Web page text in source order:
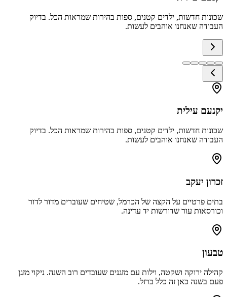
שכונות חדשות, ילדים קטנים, ספות בהירות שמראות הכל. בדיוק
העבודה שאנחנו אוהבים לעשות.
יקנעם עילית
שכונות חדשות, ילדים קטנים, ספות בהירות שמראות הכל. בדיוק
העבודה שאנחנו אוהבים לעשות.
זכרון יעקב
בתים פרטיים על הקצה של הכרמל, שטיחים שעוברים מדור לדור
וכורסאות עור שדורשות יד עדינה.
טבעון
קהילה ירוקה ושקטה, וילות עם מזגנים שעובדים רוב השנה. ניקוי מזגן
פעם בשנה כאן זה כלל ברזל.